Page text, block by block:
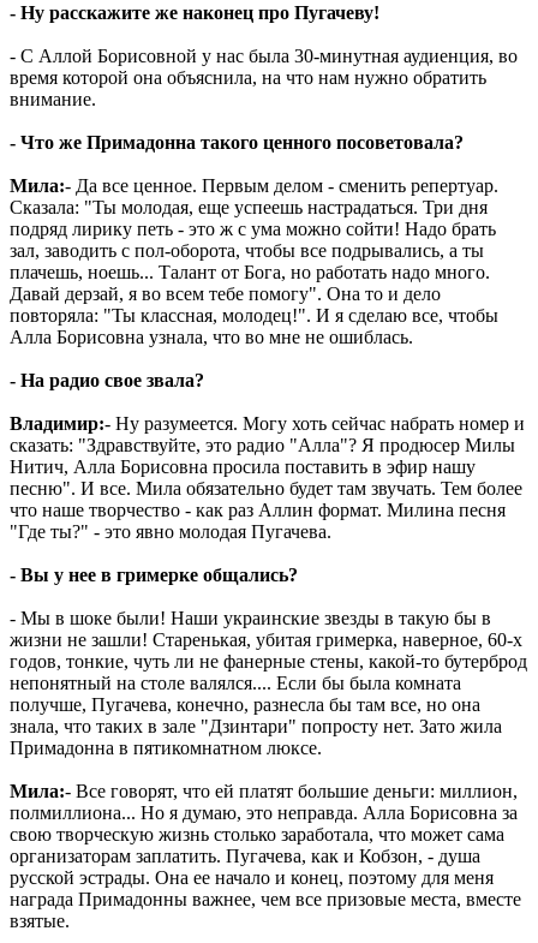
- Ну расскажите же наконец про Пугачеву!
- С Аллой Борисовной у нас была 30-минутная аудиенция, во
время которой она объяснила, на что нам нужно обратить
внимание.
- Что же Примадонна такого ценного посоветовала?
Мила:- Да все ценное. Первым делом - сменить репертуар.
Сказала: "Ты молодая, еще успеешь настрадаться. Три дня
подряд лирику петь - это ж с ума можно сойти! Надо брать
зал, заводить с пол-оборота, чтобы все подрывались, а ты
плачешь, ноешь... Талант от Бога, но работать надо много.
Давай дерзай, я во всем тебе помогу". Она то и дело
повторяла: "Ты классная, молодец!". И я сделаю все, чтобы
Алла Борисовна узнала, что во мне не ошиблась.
- На радио свое звала?
Владимир:- Ну разумеется. Могу хоть сейчас набрать номер и
сказать: "Здравствуйте, это радио "Алла"? Я продюсер Милы
Нитич, Алла Борисовна просила поставить в эфир нашу
песню". И все. Мила обязательно будет там звучать. Тем более
что наше творчество - как раз Аллин формат. Милина песня
"Где ты?" - это явно молодая Пугачева.
- Вы у нее в гримерке общались?
- Мы в шоке были! Наши украинские звезды в такую бы в
жизни не зашли! Старенькая, убитая гримерка, наверное, 60-х
годов, тонкие, чуть ли не фанерные стены, какой-то бутерброд
непонятный на столе валялся.... Если бы была комната
получше, Пугачева, конечно, разнесла бы там все, но она
знала, что таких в зале "Дзинтари" попросту нет. Зато жила
Примадонна в пятикомнатном люксе.
Мила:- Все говорят, что ей платят большие деньги: миллион,
полмиллиона... Но я думаю, это неправда. Алла Борисовна за
свою творческую жизнь столько заработала, что может сама
организаторам заплатить. Пугачева, как и Кобзон, - душа
русской эстрады. Она ее начало и конец, поэтому для меня
награда Примадонны важнее, чем все призовые места, вместе
взятые.